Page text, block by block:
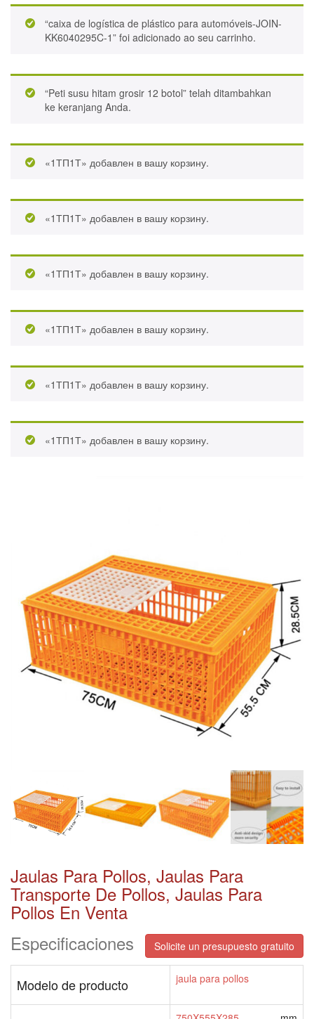
“caixa de logística de plástico para automóveis-JOIN-
KK6040295C-1” foi adicionado ao seu carrinho.
“Peti susu hitam grosir 12 botol” telah ditambahkan
ke keranjang Anda.
«1ТП1Т» добавлен в вашу корзину.
«1ТП1Т» добавлен в вашу корзину.
«1ТП1Т» добавлен в вашу корзину.
«1ТП1Т» добавлен в вашу корзину.
«1ТП1Т» добавлен в вашу корзину.
«1ТП1Т» добавлен в вашу корзину.
Jaulas Para Pollos, Jaulas Para
Transporte De Pollos, Jaulas Para
Pollos En Venta
Especificaciones
Solicite un presupuesto gratuito
Modelo de producto jaula para pollos